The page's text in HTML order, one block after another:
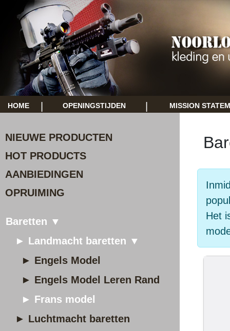
HOME OPENINGSTIJDEN MISSION
NIEUWE PRODUCTEN
HOT PRODUCTS
AANBIEDINGEN
OPRUIMING
Baretten ▼
► Landmacht baretten ▼
► Engels Model
► Engels Model Leren Rand
► Frans model
► Luchtmacht baretten
Het